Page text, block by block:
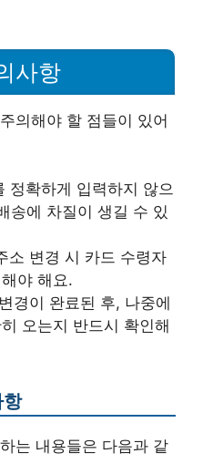
사항
의해야 할 점들이 있어
정확하게 입력하지 않으
송에 차질이 생길 수 있
소 변경 시 카드 수령자
야 해요.
경이 완료된 후, 나중에
오는지 반드시 확인해
는 내용들은 다음과 같